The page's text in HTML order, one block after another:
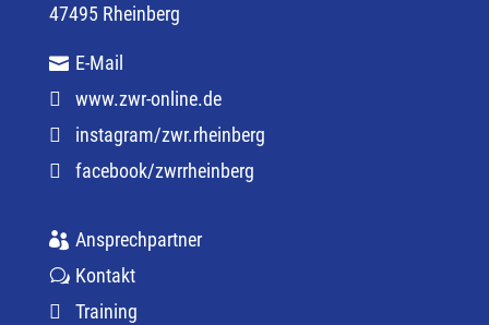
47495 Rheinberg
E-Mail
www.zwr-online.de
instagram/zwr.rheinberg
facebook/zwrrheinberg
Ansprechpartner
Kontakt
Training